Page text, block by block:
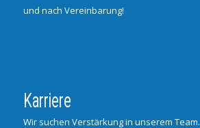
und nach Vereinbarung!
Karriere
Wir suchen Verstärkung in unserem Team.